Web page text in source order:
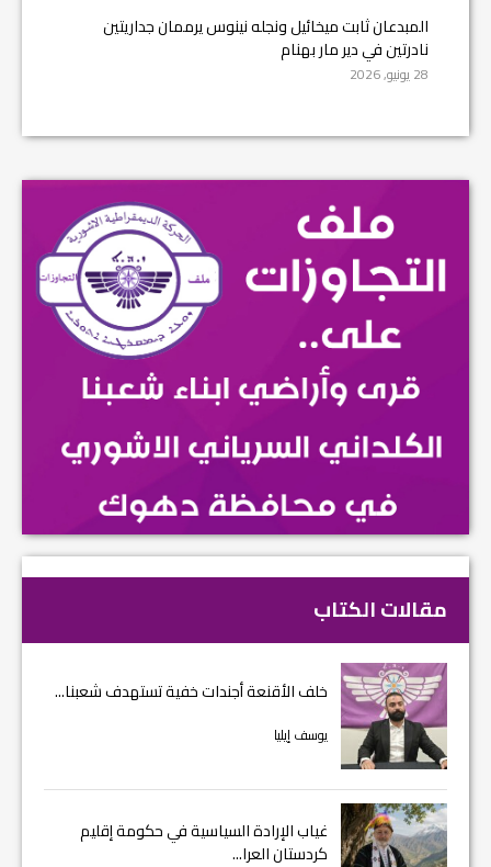
المبدعان ثابت ميخائيل ونجله نينوس يرممان جداريتين
نادرتين في دير مار بهنام
28 يونيو, 2026
مقالات الكتاب
خلف الأقنعة أجندات خفية تستهدف شعبنا...
يوسف إيليا
غياب الإرادة السياسية في حكومة إقليم
كردستان العرا...